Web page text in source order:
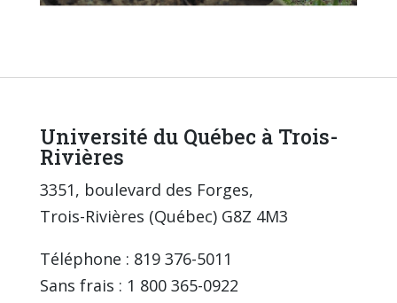
Université du Québec à Trois-
Rivières
3351, boulevard des Forges,
Trois-Rivières (Québec) G8Z 4M3
Téléphone : 819 376-5011
Sans frais : 1 800 365-0922